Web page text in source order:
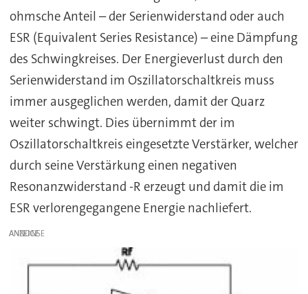
ohmsche Anteil – der Serienwiderstand oder auch
ESR (Equivalent Series Resistance) – eine Dämpfung
des Schwingkreises. Der Energieverlust durch den
Serienwiderstand im Oszillatorschaltkreis muss
immer ausgeglichen werden, damit der Quarz
weiter schwingt. Dies übernimmt der im
Oszillatorschaltkreis eingesetzte Verstärker, welcher
durch seine Verstärkung einen negativen
Resonanzwiderstand -R erzeugt und damit die im
ESR verlorengegangene Energie nachliefert.
ANZEIGE